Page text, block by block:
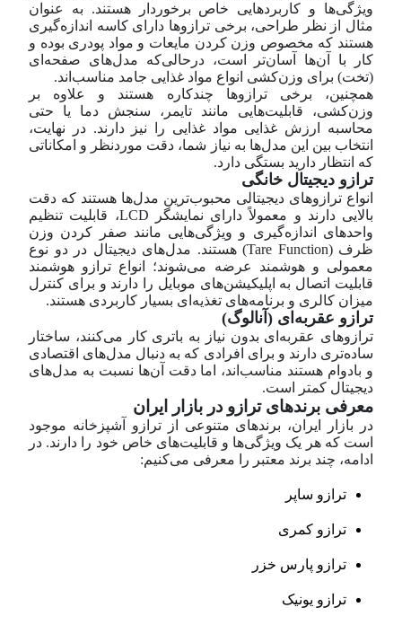
ویژگی‌ها و کاربردهایی خاص برخوردار هستند. به عنوان
مثال از نظر طراحی، برخی ترازوها دارای کاسه اندازه‌گیری
هستند که مخصوص وزن کردن مایعات و مواد پودری بوده و
کار با آن‌ها آسان‌تر است، درحالی‌که مدل‌های صفحه‌ای
(تخت) برای وزن‌کشی انواع مواد غذایی جامد مناسب‌اند.
همچنین، برخی ترازوها چندکاره هستند و علاوه بر
وزن‌کشی، قابلیت‌هایی مانند تایمر، سنجش دما یا حتی
محاسبه ارزش غذایی مواد غذایی را نیز دارند. در نهایت،
انتخاب بین این مدل‌ها به نیاز شما، دقت موردنظر و امکاناتی
که انتظار دارید بستگی دارد.
ترازو دیجیتال خانگی
انواع ترازوهای دیجیتالی محبوب‌ترین مدل‌ها هستند که دقت
بالایی دارند و معمولاً دارای نمایشگر LCD، قابلیت تنظیم
واحدهای اندازه‌گیری و ویژگی‌هایی مانند صفر کردن وزن
ظرف (Tare Function) هستند. مدل‌های دیجیتال در دو نوع
معمولی و هوشمند عرضه می‌شوند؛ انواع ترازو هوشمند
قابلیت اتصال به اپلیکیشن‌های موبایل را دارند و برای کنترل
میزان کالری و برنامه‌های تغذیه‌ای بسیار کاربردی هستند.
ترازو عقربه‌ای (آنالوگ)
ترازوهای عقربه‌ای بدون نیاز به باتری کار می‌کنند، ساختار
ساده‌تری دارند و برای افرادی که به دنبال مدل‌های اقتصادی
و بادوام هستند مناسب‌اند، اما دقت آن‌ها نسبت به مدل‌های
دیجیتال کمتر است.
معرفی برندهای ترازو در بازار ایران
​در بازار ایران، برندهای متنوعی از ترازو آشپزخانه موجود
است که هر یک ویژگی‌ها و قابلیت‌های خاص خود را دارند. در
ادامه، چند برند معتبر را معرفی می‌کنیم:​
ترازو ساپر
ترازو کمری
ترازو پارس خزر
ترازو یونیک